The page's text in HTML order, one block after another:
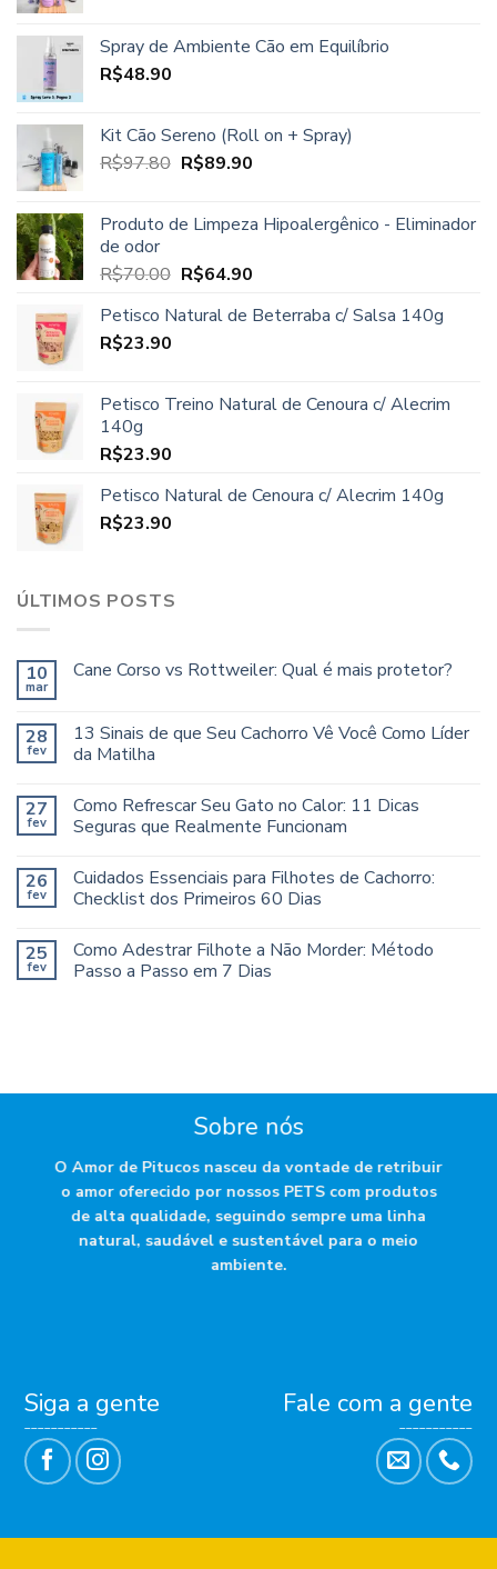
era:
é:
Spray de Ambiente Cão em Equilíbrio
R$48.90
Kit Cão Sereno (Roll on + Spray)
R$97.80 O
era:
R$89.90O
é:
Produto de Limpeza Hipoalergênico - Eliminador
de odor
R$70.00 O
original
R$64.90O
atual
Petisco Natural de Beterraba c/ Salsa 140g
R$23.90
Petisco Treino Natural de Cenoura c/ Alecrim
140g
R$23.90
Petisco Natural de Cenoura c/ Alecrim 140g
R$23.90
ÚLTIMOS POSTS
10
mar
Cane Corso vs Rottweiler: Qual é mais protetor?
28
fev
13 Sinais de que Seu Cachorro Vê Você Como Líder
da Matilha
27
fev
Como Refrescar Seu Gato no Calor: 11 Dicas
Seguras que Realmente Funcionam
26
fev
Cuidados Essenciais para Filhotes de Cachorro:
Checklist dos Primeiros 60 Dias
25
fev
Como Adestrar Filhote a Não Morder: Método
Passo a Passo em 7 Dias
Sobre nós
O Amor de Pitucos nasceu da vontade de retribuir
o amor oferecido por nossos PETS com produtos
de alta qualidade, seguindo sempre uma linha
natural, saudável e sustentável para o meio
ambiente.
Fale com a gente
___________
Siga a gente
___________